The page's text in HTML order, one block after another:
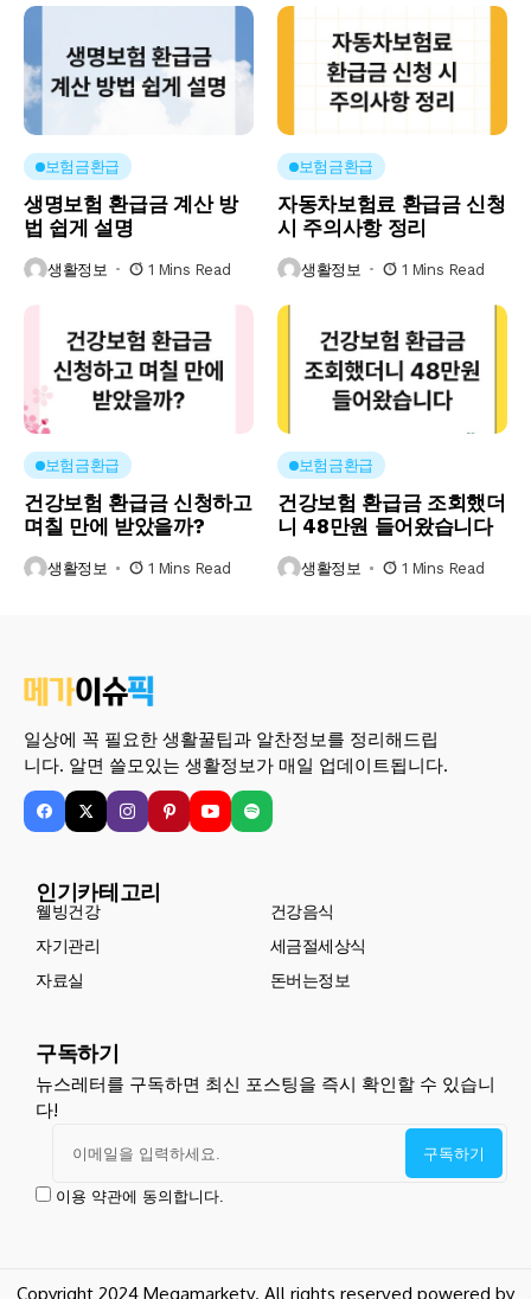
보험금환급
생명보험 환급금 계산 방
법 쉽게 설명
생활정보 1 Mins Read
보험금환급
자동차보험료 환급금 신청
시 주의사항 정리
생활정보 1 Mins Read
보험금환급
건강보험 환급금 신청하고
며칠 만에 받았을까?
생활정보 1 Mins Read
보험금환급
건강보험 환급금 조회했더
니 48만원 들어왔습니다
생활정보 1 Mins Read
일상에 꼭 필요한 생활꿀팁과 알찬정보를 정리해드립
니다. 알면 쓸모있는 생활정보가 매일 업데이트됩니다.
인기카테고리
웰빙건강
건강음식
자기관리
세금절세상식
자료실
돈버는정보
구독하기
뉴스레터를 구독하면 최신 포스팅을 즉시 확인할 수 있습니
다!
이용 약관에 동의합니다.
Copyright 2024 Megamarketv. All rights reserved powered by